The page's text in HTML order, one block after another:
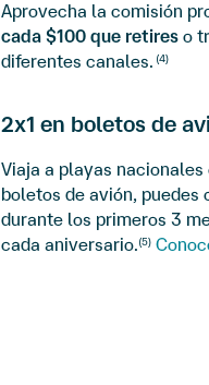
Aprovecha la comisión
cada $100 que retires o
diferentes canales. (4)
2x1 en boletos de
Viaja a playas
boletos de avión, puedes
durante los primeros 3
cada aniversario.(5)